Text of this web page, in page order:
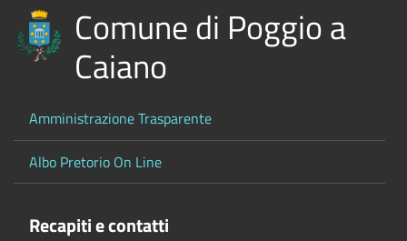
Comune di Poggio a
Caiano
Amministrazione Trasparente
Albo Pretorio On Line
Recapiti e contatti